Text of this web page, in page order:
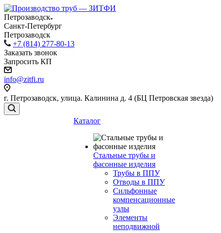
Петрозаводск
Санкт-Петербург
Петрозаводск
+7 (814) 277-80-13
Заказать звонок
Запросить КП
info@zitfi.ru
г. Петрозаводск, улица. Калинина д. 4 (БЦ Петровская звезда)
Каталог
Стальные трубы и
фасонные изделия
Трубы в ППУ
Отводы в ППУ
Сильфонные
компенсационные
узлы
Элементы
неподвижной